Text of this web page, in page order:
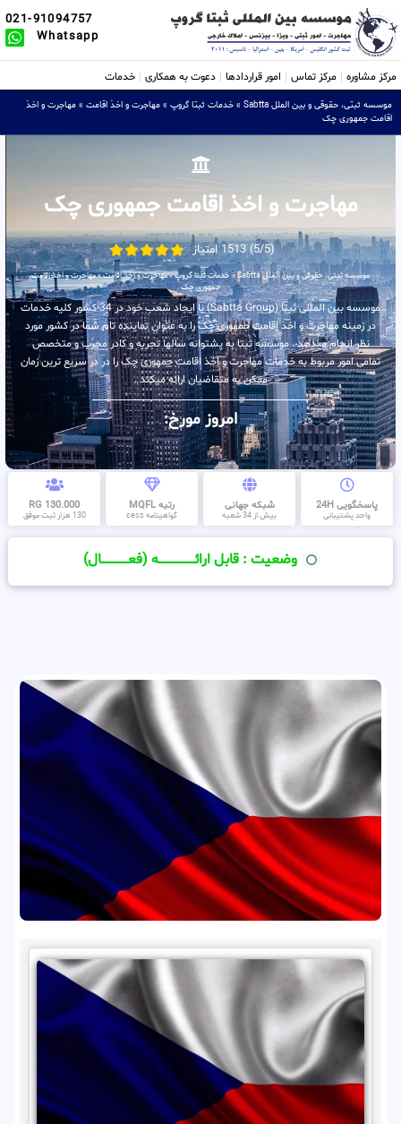
021-91094757
Whatsapp
مرکز مشاوره مرکز تماس امور قراردادها دعوت به همکاری خدمات
موسسه ثبتی، حقوقی و بین الملل Sabtta » خدمات ثبتا گروپ » مهاجرت و اخذ اقامت » مهاجرت و اخذ
اقامت جمهوری چک
مهاجرت و اخذ اقامت جمهوری چک
(5/5) 1513 امتیاز
موسسه ثبتی، حقوقی و بین الملل Sabtta »خدمات ثبتا گروپ»مهاجرت و اخذ اقامت»مهاجرت و اخذ اقامت
جمهوری چک
موسسه بین المللی ثبتا (Sabtta Group) با ایجاد شعب خود در 34 کشور کلیه خدمات
در زمینه مهاجرت و اخذ اقامت جمهوری چک را به عنوان نماینده تام شما در کشور مورد
نظر انجام میدهد . موسسه ثبتا به پشتوانه سالها تجربه و کادر مجرب و متخصص
تمامی امور مربوط به خدمات مهاجرت و اخذ اقامت جمهوری چک را در در سریع ترین زمان
ممکن به متقاضیان ارائه میکند .
امروز مورخ:
پاسخگویی 24H
واحد پشتیبانی
شبکه جهانی
بیش از 34 شعبه
رتبه MQFL
گواهینامه cess
130.000 RG
130 هزار ثبت موفق
وضعیت : قابل ارائــــــــــــــــــــه (فعـــــــــــــــال)